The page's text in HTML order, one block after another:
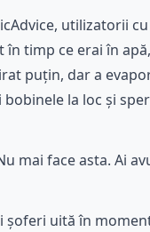
utilizatorii
timp ce erai în
puțin, dar a
la loc și
mai face asta. Ai
uită în